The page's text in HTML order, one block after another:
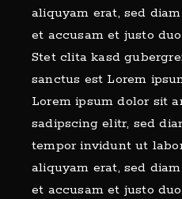
aliquyam erat, sed
et accusam et justo
Stet clita kasd
sanctus est Lorem
Lorem ipsum dolor sit
sadipscing elitr, sed
tempor invidunt ut
aliquyam erat, sed
et accusam et justo